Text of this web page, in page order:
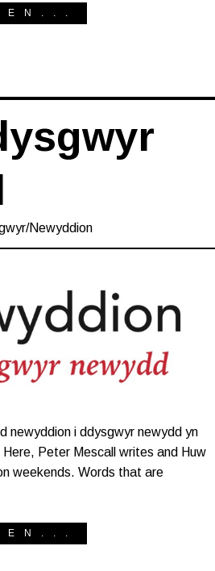
/Newyddion
newyddion i ddysgwyr newydd yn
Peter Mescall writes and Huw
weekends. Words that are